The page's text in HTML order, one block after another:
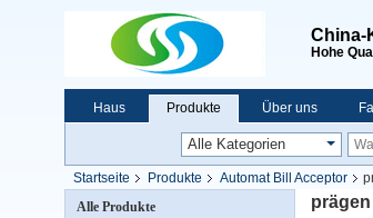
China-
Hohe
Haus Produkte Über uns
Startseite Produkte Automat Bill Acceptor
bedienungsfreundlich Früchte
Alle Produkte